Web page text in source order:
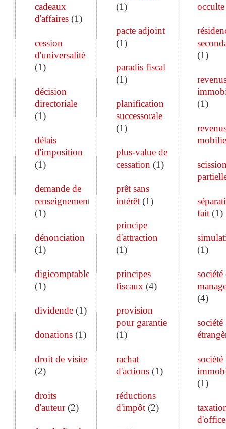
cadeaux
d'affaires (1)
cession
d'universalité
(1)
décision
directoriale
(1)
délais
d'imposition
(1)
demande de
renseignements
(1)
dénonciation
(1)
digicomptable
(1)
dividende (1)
donations (1)
droit de visite
(2)
droits
d'auteur(2)
(1)
pacte adjoint
(1)
paradis fiscal
(1)
planification
successorale
(1)
plus-value de
cessation (1)
prêt sans
intérêt(1)
principe
d'attraction
(1)
principes
fiscaux (4)
provision
pour garantie
(1)
rachat
d'actions(1)
réductions
d'impôt(2)
occulte
(1)
(1)
fait(1)
(1)
société
(4)
société
société
(1)
d'office